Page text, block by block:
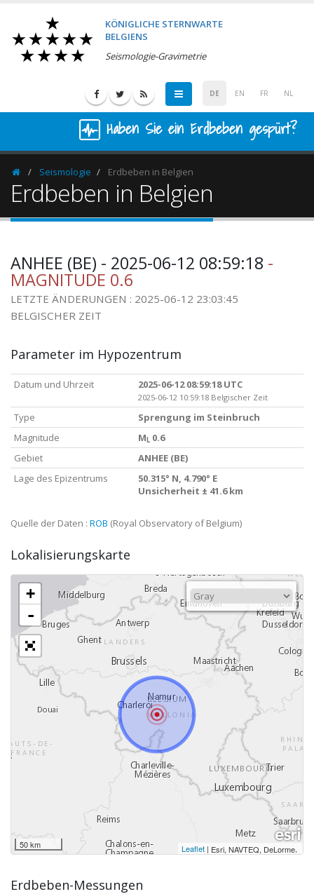
KÖNIGLICHE STERNWARTE
BELGIENS
Seismologie-Gravimetrie
DE EN FR NL
Haben Sie ein Erdbeben gespürt?
HomepageSeismologie Erdbeben in Belgien
Erdbeben in Belgien
ANHEE (BE) - 2025-06-12 08:59:18 -
MAGNITUDE 0.6
LETZTE ÄNDERUNGEN : 2025-06-12 23:03:45
BELGISCHER ZEIT
Parameter im Hypozentrum
Datum und Uhrzeit 2025-06-12 08:59:18 UTC
2025-06-12 10:59:18 Belgischer Zeit
Type
Sprengung im Steinbruch
Magnitude
M L 0.6
Gebiet
ANHEE (BE)
Lage des Epizentrums
50.315° N, 4.790° E
Unsicherheit ± 41.6 km
Quelle der Daten : ROB (Royal Observatory of Belgium)
Lokalisierungskarte
+
-
50 km Leaflet | Esri, NAVTEQ, DeLorme,
Erdbeben-Messungen